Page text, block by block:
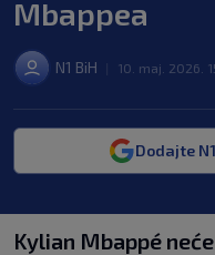
Mbappea
N1 BiH 10. maj. 2026.
Dodajte
Kylian Mbappé